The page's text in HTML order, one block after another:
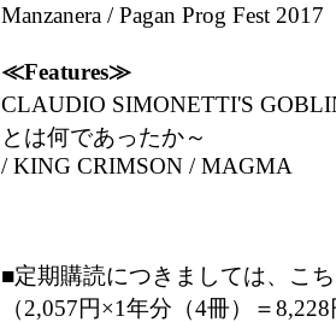
Manzanera / Pagan Prog Fest 2017
≪Features≫
CLAUDIO SIMONETTI'S
とは何であったか～
/ KING CRIMSON / MAGMA
■定期購読につきましては、こ
（2,057円×1年分（4冊）＝